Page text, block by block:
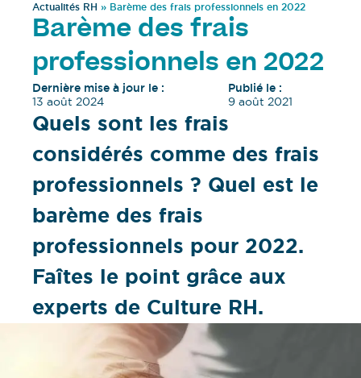
Actualités RH » Barème des frais professionnels en 2022
Barème des frais
professionnels en 2022
Dernière mise à jour le :
13 août 2024
Publié le :
9 août 2021
Quels sont les frais
considérés comme des frais
professionnels ? Quel est le
barème des frais
professionnels pour 2022.
Faîtes le point grâce aux
experts de Culture RH.